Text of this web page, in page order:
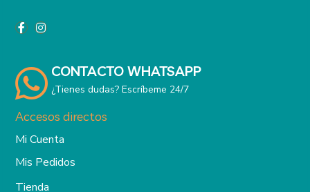
CONTACTO WHATSAPP
¿Tienes dudas? Escríbeme 24/7
Accesos directos
Mi Cuenta
Mis Pedidos
Tienda